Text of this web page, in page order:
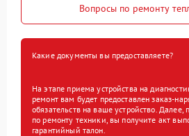
Вопросы по ремонту
Какие документы вы предоставляете?
На этапе приема устройства на
ремонт вам будет предоставлен заказ-
обязательств на ваше устройство. Далее,
по ремонту техники, вы получите акт
гарантийный талон.